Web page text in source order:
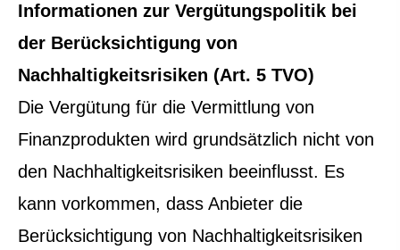
Informationen zur Vergütungspolitik bei
der Berücksichtigung von
Nachhaltigkeitsrisiken (Art. 5 TVO)
Die Vergütung für die Vermittlung von
Finanzprodukten wird grundsätzlich nicht von
den Nachhaltigkeitsrisiken beeinflusst. Es
kann vorkommen, dass Anbieter die
Berücksichtigung von Nachhaltigkeitsrisiken